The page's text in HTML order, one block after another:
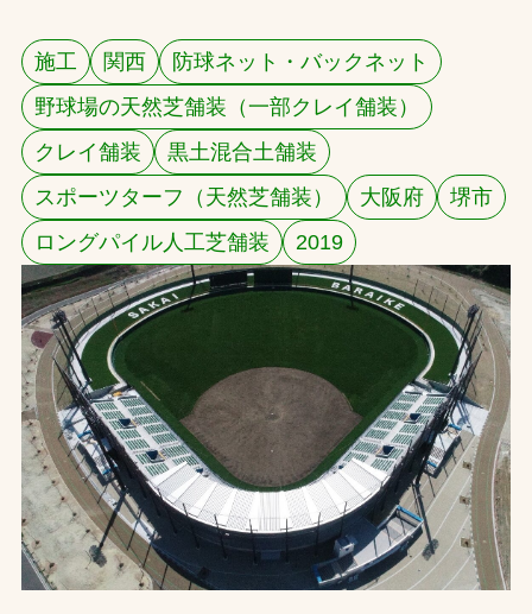
お問合せ
お取引先の皆様へ
プライバシーポリシー
ソーシャルメディアポリシー
InstagramFacebookYouTube
文字の見えづらさや操作にお困りの方へ
施工 関西
防球ネット・バックネット
野球場の天然芝舗装（一部クレイ舗装）
クレイ舗装
黒土混合土舗装
スポーツターフ（天然芝舗装）
大阪府
堺市
ロングパイル人工芝舗装
2019